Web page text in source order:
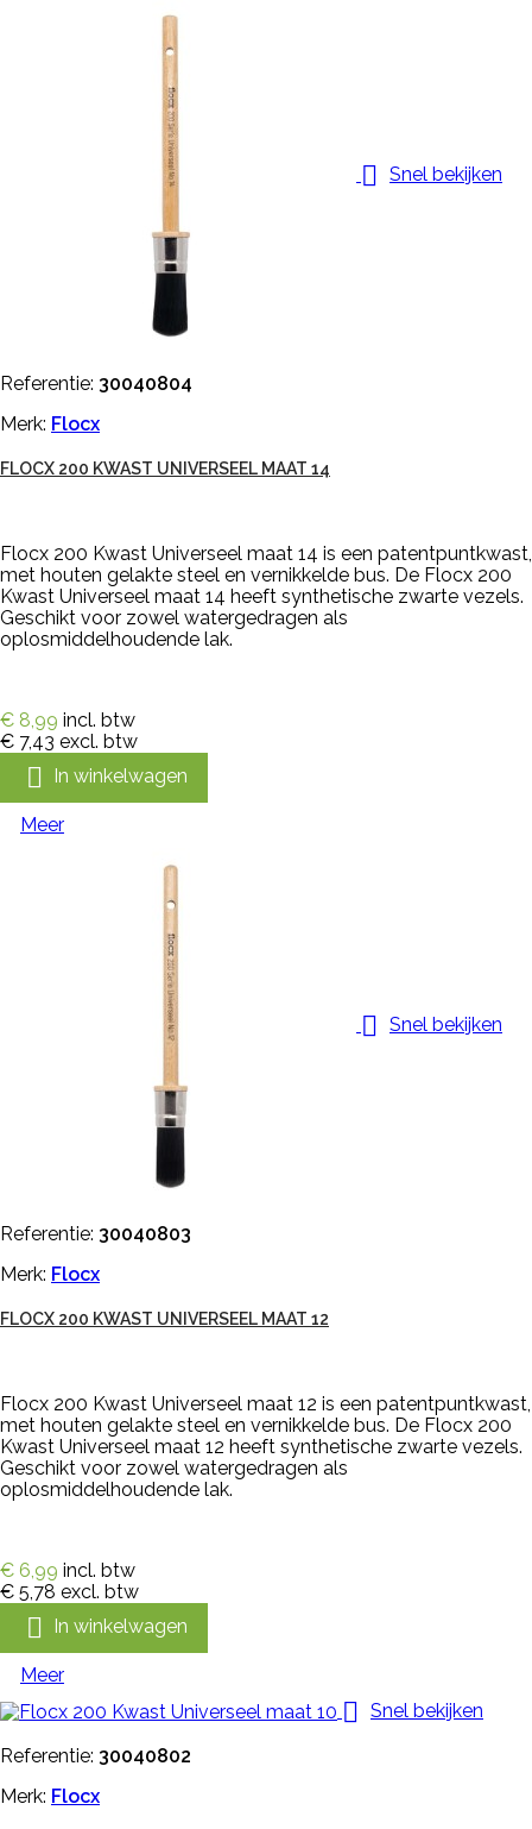
 Snel bekijken
Referentie: 30040804
Merk: Flocx
FLOCX 200 KWAST UNIVERSEEL MAAT 14
Flocx 200 Kwast Universeel maat 14 is een patentpuntkwast,
met houten gelakte steel en vernikkelde bus. De Flocx 200
Kwast Universeel maat 14 heeft synthetische zwarte vezels.
Geschikt voor zowel watergedragen als
oplosmiddelhoudende lak.
€ 8,99 incl. btw
€ 7,43 excl. btw
 In winkelwagen
Meer
 Snel bekijken
Referentie: 30040803
Merk: Flocx
FLOCX 200 KWAST UNIVERSEEL MAAT 12
Flocx 200 Kwast Universeel maat 12 is een patentpuntkwast,
met houten gelakte steel en vernikkelde bus. De Flocx 200
Kwast Universeel maat 12 heeft synthetische zwarte vezels.
Geschikt voor zowel watergedragen als
oplosmiddelhoudende lak.
€ 6,99 incl. btw
€ 5,78 excl. btw
 In winkelwagen
Meer
 Snel bekijken
Referentie: 30040802
Merk: Flocx